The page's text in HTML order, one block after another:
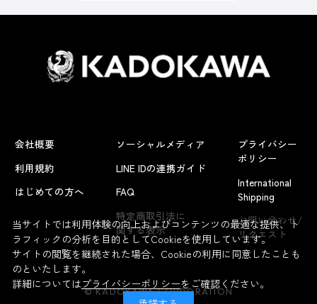
よくあるお問い合わせ
会社概要
利用規約
はじめての方へ
ソーシャルメディア
LINE IDの連携ガイド
FAQ
特定商取引法に
関する表示
プライバシー
ポリシー
International
Shipping
お問い合わせ/
リクエスト
© KADOKAWA CORPORATION
当サイトでは利用体験の向上およびコンテンツの最適な提供、ト
ラフィックの分析を目的としてCookieを使用しています。
サイトの閲覧を継続された場合、Cookieの利用に同意したことも
のといたします。
詳細についてはプライバシーポリシーをご確認ください。